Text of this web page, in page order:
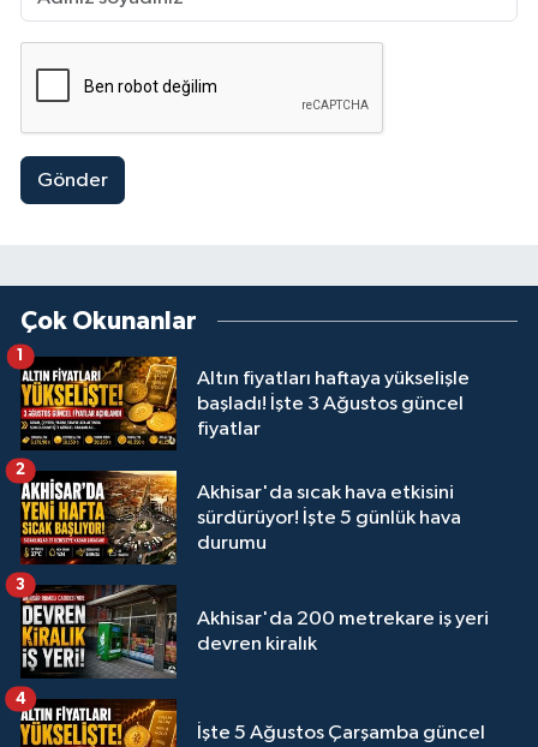
Gönder
Çok Okunanlar
Altın fiyatları haftaya yükselişle
başladı! İşte 3 Ağustos güncel
fiyatlar
Akhisar'da sıcak hava etkisini
sürdürüyor! İşte 5 günlük hava
durumu
2
Akhisar'da 200 metrekare iş yeri
devren kiralık
3
İşte 5 Ağustos Çarşamba güncel
4